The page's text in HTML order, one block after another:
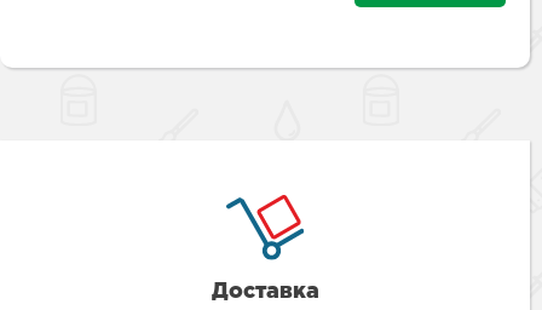
Доставка